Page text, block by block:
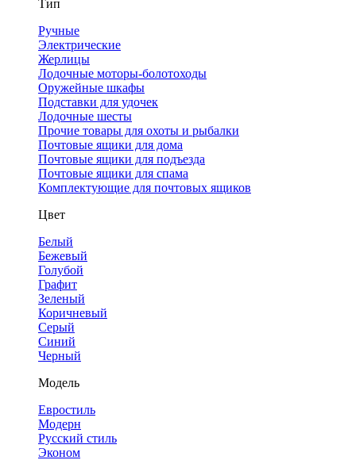
Тип
Ручные
Электрические
Жерлицы
Лодочные моторы-болотоходы
Оружейные шкафы
Подставки для удочек
Лодочные шесты
Прочие товары для охоты и рыбалки
Почтовые ящики для дома
Почтовые ящики для подъезда
Почтовые ящики для спама
Комплектующие для почтовых ящиков
Цвет
Белый
Бежевый
Голубой
Графит
Зеленый
Коричневый
Серый
Синий
Черный
Модель
Евростиль
Модерн
Русский стиль
Эконом